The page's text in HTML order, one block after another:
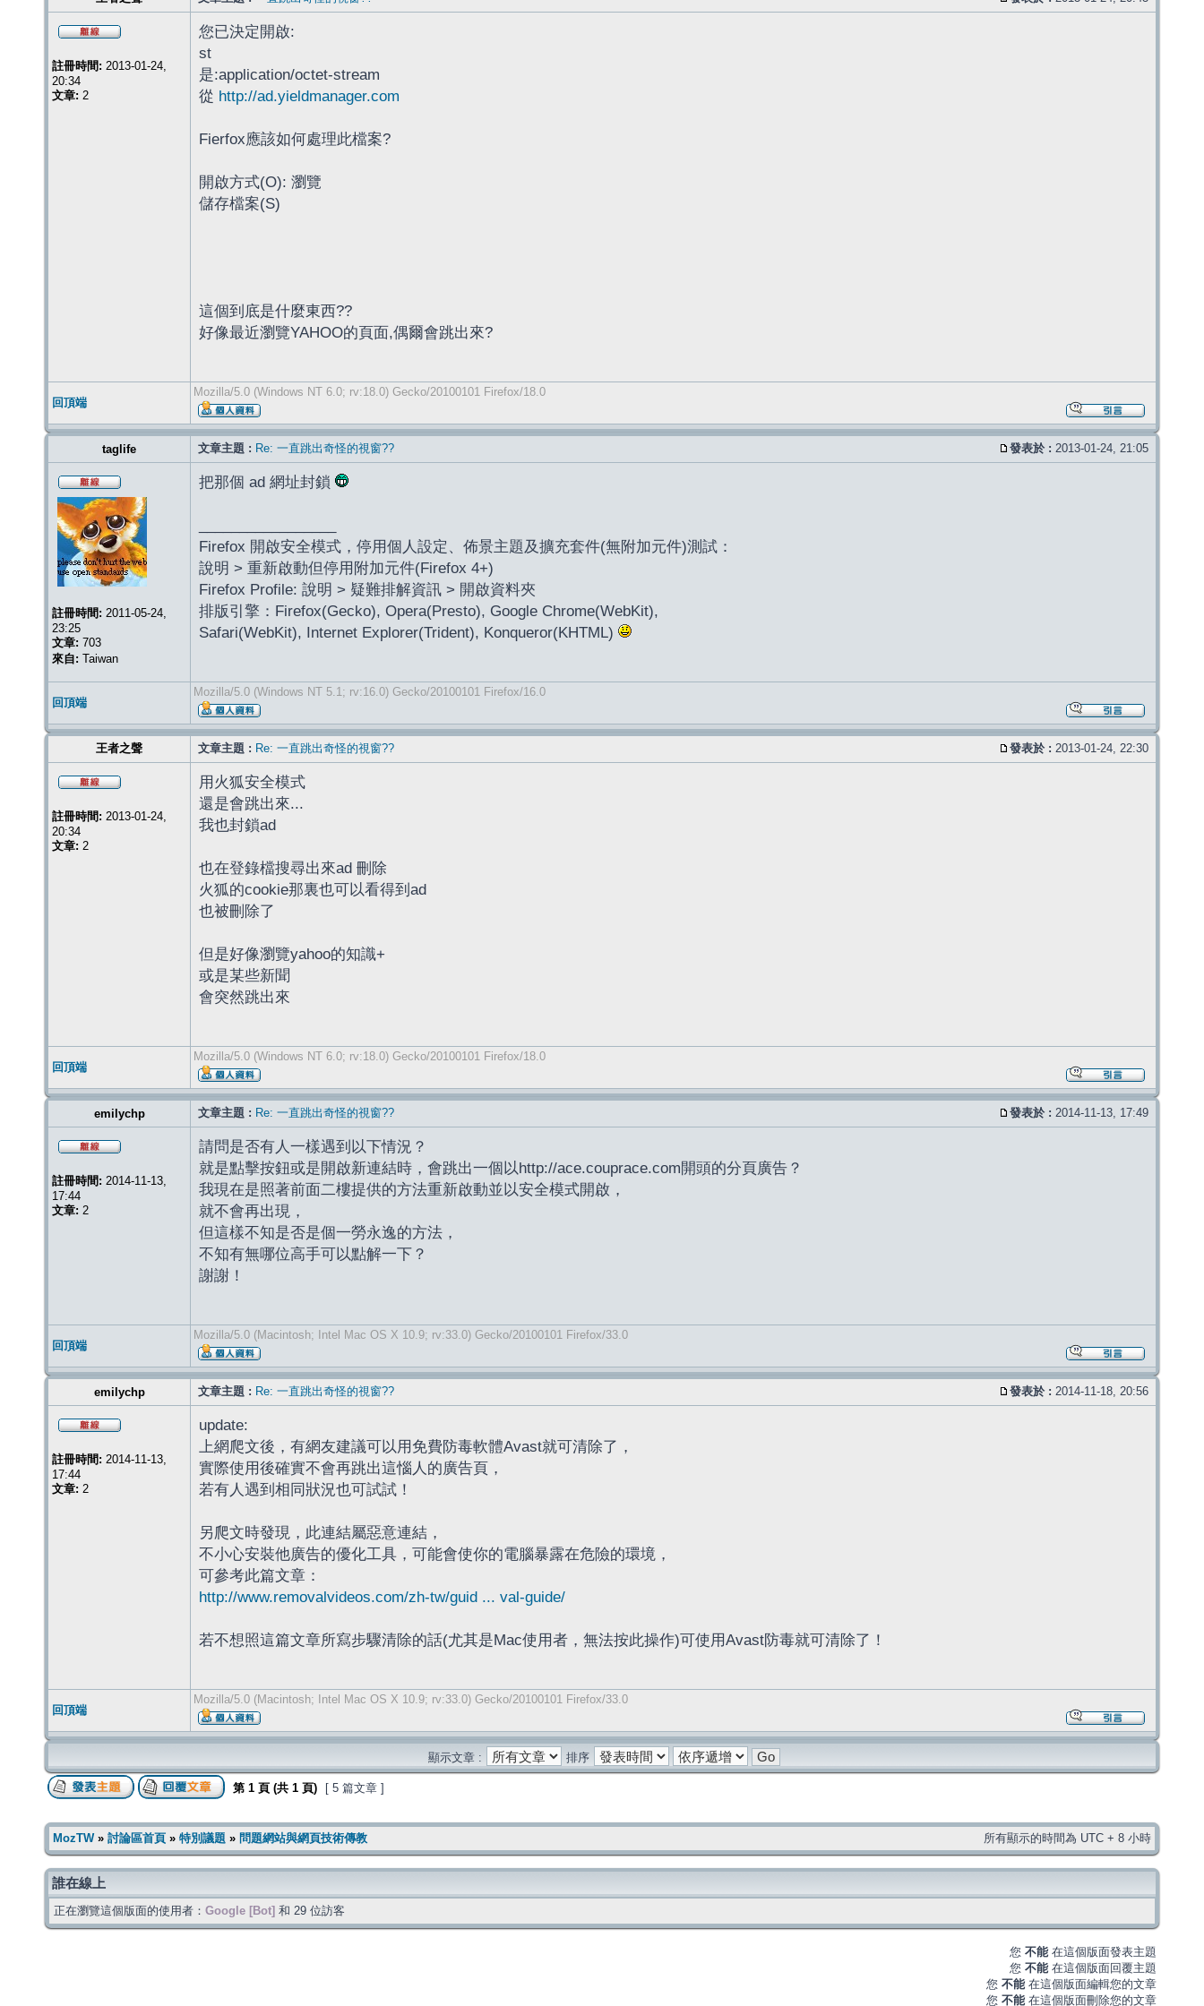
註冊時間: 2013-01-24,
20:34
文章: 2
您已決定開啟:
st
是:application/octet-stream
從 http://ad.yieldmanager.com
Fierfox應該如何處理此檔案?
開啟方式(O): 瀏覽
儲存檔案(S)
這個到底是什麼東西??
好像最近瀏覽YAHOO的頁面,偶爾會跳出來?
回頂端
Mozilla/5.0 (Windows NT 6.0; rv:18.0) Gecko/20100101 Firefox/18.0
taglife 文章主題 : Re: 一直跳出奇怪的視窗?? 發表於 : 2013-01-24, 21:05
註冊時間: 2011-05-24,
23:25
文章: 703
來自: Taiwan
把那個 ad 網址封鎖
Firefox 開啟安全模式，停用個人設定、佈景主題及擴充套件(無附加元件)測試：
說明 > 重新啟動但停用附加元件(Firefox 4+)
Firefox Profile: 說明 > 疑難排解資訊 > 開啟資料夾
排版引擎：Firefox(Gecko), Opera(Presto), Google Chrome(WebKit),
Safari(WebKit), Internet Explorer(Trident), Konqueror(KHTML)
回頂端
Mozilla/5.0 (Windows NT 5.1; rv:16.0) Gecko/20100101 Firefox/16.0
王者之聲 文章主題 : Re: 一直跳出奇怪的視窗?? 發表於 : 2013-01-24, 22:30
註冊時間: 2013-01-24,
20:34
文章: 2
用火狐安全模式
還是會跳出來...
我也封鎖ad
也在登錄檔搜尋出來ad 刪除
火狐的cookie那裏也可以看得到ad
也被刪除了
但是好像瀏覽yahoo的知識+
或是某些新聞
會突然跳出來
回頂端
Mozilla/5.0 (Windows NT 6.0; rv:18.0) Gecko/20100101 Firefox/18.0
emilychp 文章主題 : Re: 一直跳出奇怪的視窗?? 發表於 : 2014-11-13, 17:49
註冊時間: 2014-11-13,
17:44
文章: 2
請問是否有人一樣遇到以下情況？
就是點擊按鈕或是開啟新連結時，會跳出一個以http://ace.couprace.com開頭的分頁廣告？
我現在是照著前面二樓提供的方法重新啟動並以安全模式開啟，
就不會再出現，
但這樣不知是否是個一勞永逸的方法，
不知有無哪位高手可以點解一下？
謝謝！
回頂端
Mozilla/5.0 (Macintosh; Intel Mac OS X 10.9; rv:33.0) Gecko/20100101 Firefox/33.0
emilychp 文章主題 : Re: 一直跳出奇怪的視窗?? 發表於 : 2014-11-18, 20:56
註冊時間: 2014-11-13,
17:44
文章: 2
update:
上網爬文後，有網友建議可以用免費防毒軟體Avast就可清除了，
實際使用後確實不會再跳出這惱人的廣告頁，
若有人遇到相同狀況也可試試！
另爬文時發現，此連結屬惡意連結，
不小心安裝他廣告的優化工具，可能會使你的電腦暴露在危險的環境，
可參考此篇文章：
http://www.removalvideos.com/zh-tw/guid ... val-guide/
若不想照這篇文章所寫步驟清除的話(尤其是Mac使用者，無法按此操作)可使用Avast防毒就可清除了！
回頂端
Mozilla/5.0 (Macintosh; Intel Mac OS X 10.9; rv:33.0) Gecko/20100101 Firefox/33.0
顯示文章 : 排序
第 1 頁 (共 1 頁) [ 5 篇文章 ]
MozTW» 討論區首頁 » 特別議題 » 問題網站與網頁技術傳教 所有顯示的時間為 UTC + 8 小時
誰在線上
正在瀏覽這個版面的使用者： Google [Bot] 和 29 位訪客
您 不能 在這個版面發表主題
您 不能 在這個版面回覆主題
您 不能 在這個版面編輯您的文章
您 不能 在這個版面刪除您的文章